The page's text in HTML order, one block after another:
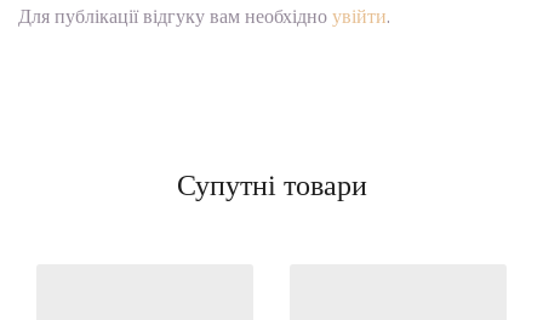
Для публікації відгуку вам необхідноувійти.
Супутні товари
Add to